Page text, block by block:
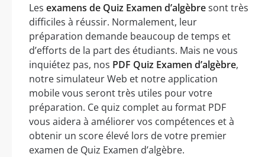
Les examens de Quiz Examen d’algèbresont très
difficiles à réussir. Normalement, leur
préparation demande beaucoup de temps et
d’efforts de la part des étudiants. Mais ne vous
inquiétez pas, nos PDF Quiz Examen d’algèbre,
notre simulateur Web et notre application
mobile vous seront très utiles pour votre
préparation. Ce quiz complet au format PDF
vous aidera à améliorer vos compétences et à
obtenir un score élevé lors de votre premier
examen de Quiz Examen d’algèbre.